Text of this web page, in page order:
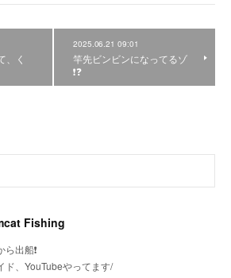
、く
2025.06.21 09:01
竿先ビンビンになってるゾ
❗❓
Fishing
出船❗
ド、YouTubeやってます/